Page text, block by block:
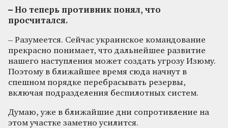
– Но теперь противник понял, что
просчитался.
– Разумеется. Сейчас украинское командование
прекрасно понимает, что дальнейшее развитие
нашего наступления может создать угрозу Изюму.
Поэтому в ближайшее время сюда начнут в
спешном порядке перебрасывать резервы,
включая подразделения беспилотных систем.
Думаю, уже в ближайшие дни сопротивление на
этом участке заметно усилится.